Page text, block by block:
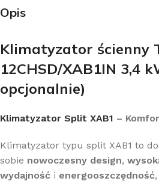
Opis
Klimatyzator ścienny
12CHSD/XAB1IN 3,4
opcjonalnie)
Klimatyzator Split XAB1 –
Klimatyzator typu split XAB1 to
sobie nowoczesny design,
wydajność i energooszczędność